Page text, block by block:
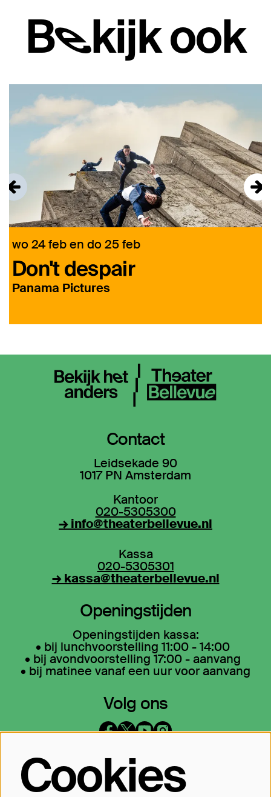
Bekijk ook
Don't despair
Panama Pictures
wo 24 feben do 25 feb
Contact
Leidsekade 90
1017 PN Amsterdam
Kantoor
020-5305300
→ info@theaterbellevue.nl
Kassa
020-5305301
→ kassa@theaterbellevue.nl
Openingstijden
Openingstijden kassa:
• bij lunchvoorstelling 11:00 - 14:00
• bij avondvoorstelling 17:00 - aanvang
• bij matinee vanaf een uur voor aanvang
Volg ons
Op de hoogte blijven?
Cookies